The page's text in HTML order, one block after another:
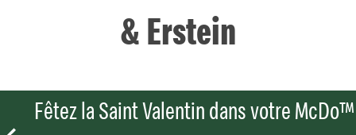
& Erstein
Fêtez la Saint Valentin dans votre McDo™